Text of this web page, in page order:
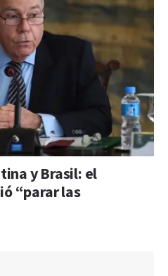
y Brasil: el
“parar las